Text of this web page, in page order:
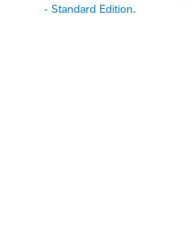
- Standard Edition.